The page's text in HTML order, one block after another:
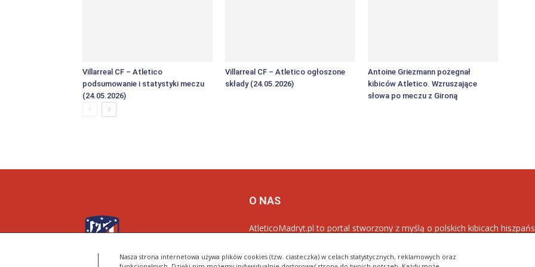
Nasza strona internetowa używa plików cookies (tzw. ciasteczka) w celach statystycznych, reklamowych oraz
Villarreal CF – Atletico
podsumowanie i statystyki meczu
(24.05.2026)
Villarreal CF – Atletico ogłoszone
składy (24.05.2026)
Antoine Griezmann pożegnał
kibiców Atletico. Wzruszające
słowa po meczu z Gironą
O NAS
AtleticoMadryt.pl to portal stworzony z myślą o polskich kibicach
Rojiblancos.